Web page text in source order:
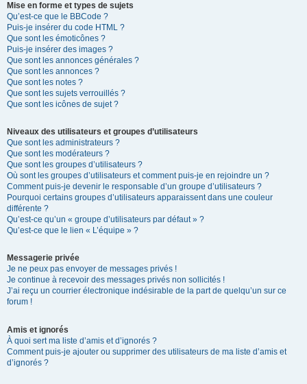
Mise en forme et types de sujets
Qu’est-ce que le BBCode ?
Puis-je insérer du code HTML ?
Que sont les émoticônes ?
Puis-je insérer des images ?
Que sont les annonces générales ?
Que sont les annonces ?
Que sont les notes ?
Que sont les sujets verrouillés ?
Que sont les icônes de sujet ?
Niveaux des utilisateurs et groupes d’utilisateurs
Que sont les administrateurs ?
Que sont les modérateurs ?
Que sont les groupes d’utilisateurs ?
Où sont les groupes d’utilisateurs et comment puis-je en rejoindre un ?
Comment puis-je devenir le responsable d’un groupe d’utilisateurs ?
Pourquoi certains groupes d’utilisateurs apparaissent dans une couleur
différente ?
Qu’est-ce qu’un « groupe d’utilisateurs par défaut » ?
Qu’est-ce que le lien « L’équipe » ?
Messagerie privée
Je ne peux pas envoyer de messages privés !
Je continue à recevoir des messages privés non sollicités !
J’ai reçu un courrier électronique indésirable de la part de quelqu’un sur ce
forum !
Amis et ignorés
À quoi sert ma liste d’amis et d’ignorés ?
Comment puis-je ajouter ou supprimer des utilisateurs de ma liste d’amis et
d’ignorés ?